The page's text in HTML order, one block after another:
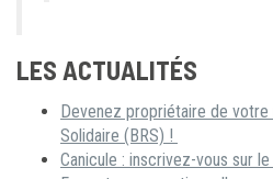
LES ACTUALITÉS
Devenez propriétaire de votre
Solidaire (BRS) !
Canicule : inscrivez-vous sur